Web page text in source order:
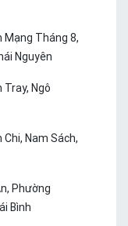
Mạng Tháng 8,
Nguyên
Ngô
Nam Sách,
Phường
Bình